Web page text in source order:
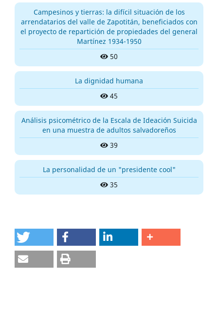
Campesinos y tierras: la difícil situación de los
arrendatarios del valle de Zapotitán, beneficiados con
el proyecto de repartición de propiedades del general
Martínez 1934-1950
50
La dignidad humana
45
Análisis psicométrico de la Escala de Ideación Suicida
en una muestra de adultos salvadoreños
39
La personalidad de un "presidente cool"
35